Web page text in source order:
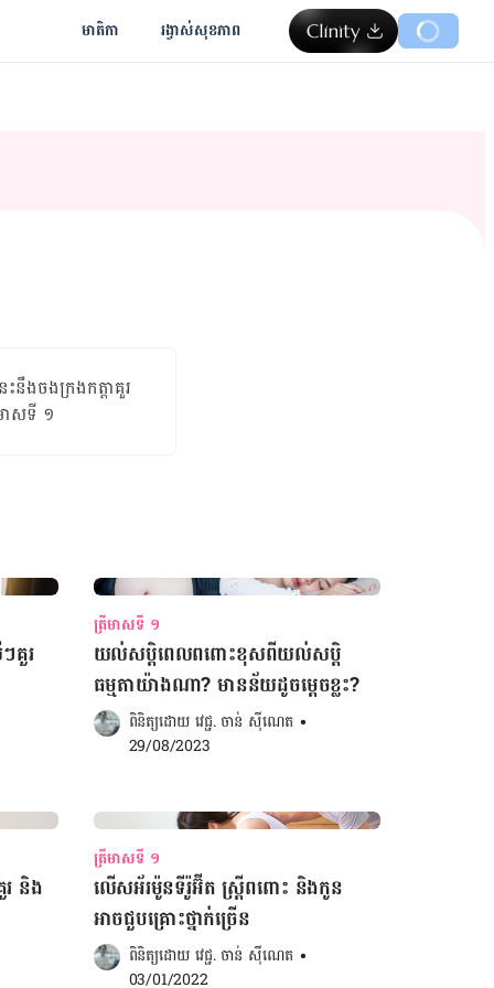
មាតិកា រង្វាស់​សុខភាព
នឹង​ចងក្រង​កត្តា​គួរ​
ាសទី ១
គួរ
ត្រីមាសទី ១
យល់សប្ដិពេលពពោះខុសពីយល់សប្តិ
ធម្មតាយ៉ាងណា? មានន័យដូចម្ដេចខ្លះ?
ពិនិត្យដោយ វេជ្ជ. ចាន់ ស៊ីណេត •
29/08/2023
និង
ត្រីមាសទី ១
លើសអ័រម៉ូនទីរ៉ូអ៊ីត ស្រ្តីពពោះ និងកូន
អាចជួបគ្រោះថ្នាក់ច្រើន
ពិនិត្យដោយ វេជ្ជ. ចាន់ ស៊ីណេត •
03/01/2022